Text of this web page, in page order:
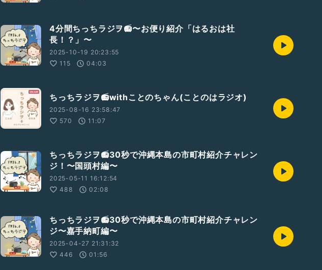
4分間ちっちラジヲ📻〜お便り紹介「はるおは社
長！？」〜
2025-10-19 20:23:55
115
04:03
ちっちラジヲ📻withことのちゃん(ことのはラジオ)
2025-08-16 23:58:47
570
11:07
ちっちラジヲ📻30秒で沖縄本島の市町村紹介チャレン
ジ！〜国頭村編〜
2025-05-11 16:12:54
488
02:08
ちっちラジヲ📻30秒で沖縄本島の市町村紹介チャレン
ジ〜嘉手納町編〜
2025-04-27 21:31:32
446
01:56